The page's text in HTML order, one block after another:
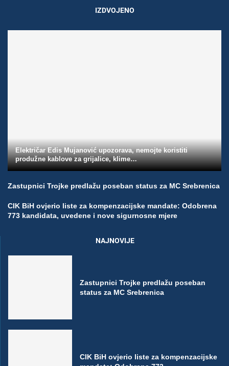
IZDVOJENO
Električar Edis Mujanović upozorava, nemojte koristiti
produžne kablove za grijalice, klime…
Zastupnici Trojke predlažu poseban status za MC Srebrenica
CIK BiH ovjerio liste za kompenzacijske mandate: Odobrena
773 kandidata, uvedene i nove sigurnosne mjere
NAJNOVIJE
Zastupnici Trojke predlažu poseban
status za MC Srebrenica
CIK BiH ovjerio liste za kompenzacijske